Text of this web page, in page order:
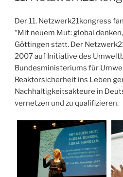
Der 11. Netzwerk21kongress
“Mit neuem Mut: global
Göttingen statt. Der
2007 auf Initiative des
Bundesministeriums für
Reaktorsicherheit ins Leben
Nachhaltigkeitsakteure in
vernetzen und zu qualifizieren.